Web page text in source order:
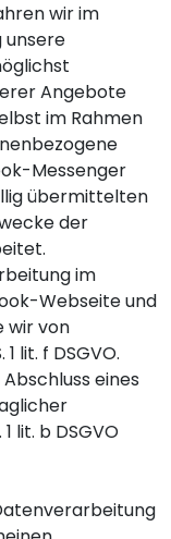
wir im
unsere
Angebote
im Rahmen
Messenger
übermittelten
der
im
Webseite und
wir von
lit. f DSGVO.
eines
lit. b DSGVO